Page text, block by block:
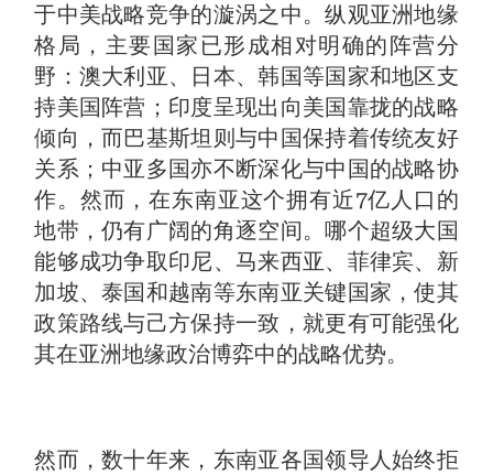
于中美战略竞争的漩涡之中。纵观亚洲地缘
格局，主要国家已形成相对明确的阵营分
野：澳大利亚、日本、韩国等国家和地区支
持美国阵营；印度呈现出向美国靠拢的战略
倾向，而巴基斯坦则与中国保持着传统友好
关系；中亚多国亦不断深化与中国的战略协
作。然而，在东南亚这个拥有近7亿人口的
地带，仍有广阔的角逐空间。哪个超级大国
能够成功争取印尼、马来西亚、菲律宾、新
加坡、泰国和越南等东南亚关键国家，使其
政策路线与己方保持一致，就更有可能强化
其在亚洲地缘政治博弈中的战略优势。
然而，数十年来，东南亚各国领导人始终拒